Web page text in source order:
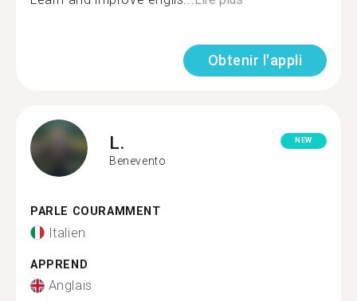
Obtenir l'appli
L.
Benevento
NEW
PARLE COURAMMENT
Italien
APPREND
Anglais